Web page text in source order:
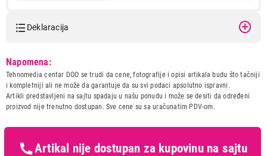
Deklaracija
Naziv i vrsta robe:
SPORET I PEC NA DRVA I
PELET
Uvoznik:
Srbija
Zemlja porekla:
Srbija
Prava potrošača:
Zagarantovana sva prava
zaštiti potrošača
Napomena:
Tehnomedia centar DOO se trudi da cene, fotografije i opisi artikala budu što tačniji
i kompletniji ali ne može da garantuje da su svi podaci apsolutno ispravni.
Artikli predstavljeni na sajtu spadaju u našu ponudu i može se desiti da određeni
proizvod nije trenutno dostupan. Sve cene su sa uračunatim PDV-om.
Artikal nije dostupan za kupovinu na sajtu
81.299,00
ŠPORETI I PEĆI NA DRVA I PELET
ALFA KAMIN RUSTIKAL
Proizvod je dodat u korpu.
Ukupno u korpi:0,00